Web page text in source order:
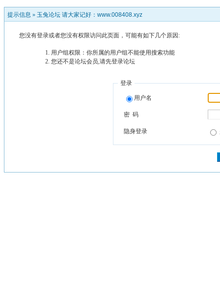
提示信息 » 玉兔论坛 请大家记好：www.008408.xyz
您没有登录或者您没有权限访问此页面，可能有如下几个原因:
用户组权限：你所属的用户组不能使用搜索功能
您还不是论坛会员,请先登录论坛
登录
用户名
密 码
隐身登录